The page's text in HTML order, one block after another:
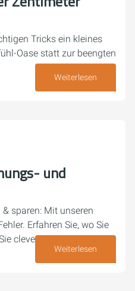
Tricks ein kleines
Oase statt zur beengten
Weiterlesen
und
sparen: Mit unseren
Erfahren Sie, wo Sie
clever sparen können.
Weiterlesen